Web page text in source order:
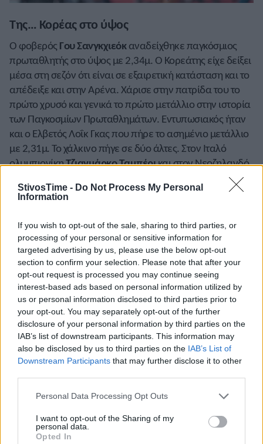
StivosTime - Do Not Process My Personal
Information
If you wish to opt-out of the sale, sharing to third parties, or
processing of your personal or sensitive information for
targeted advertising by us, please use the below opt-out
section to confirm your selection. Please note that after your
opt-out request is processed you may continue seeing
interest-based ads based on personal information utilized by
us or personal information disclosed to third parties prior to
your opt-out. You may separately opt-out of the further
disclosure of your personal information by third parties on the
IAB’s list of downstream participants. This information may
also be disclosed by us to third parties on the IAB’s List of
Downstream Participants that may further disclose it to other
Personal Data Processing Opt Outs
I want to opt-out of the Sharing of my
personal data.
Opted In
Της… Κορέας στο ύψος
Ο φοβερός Γου Σανγκχιεόκ αναδείχθηκε παγκόσμιος
πρωταθλητής στο ύψος με 2,34μ. Ο Κορεάτης είχε δείξει
μέσα στη σεζόν ότι είναι σε εξαιρετική κατάσταση και το
απέδειξε και στην Αρένα. Χάρισε στην πατρίδα του το
πρώτο χρυσό και γενικά το πρώτο μετάλλιο στην ιστορία
των Παγκοσμίων Πρωταθλημάτων. Εντυπωσιακός ήταν
και ο Ελβετός Λοΐκ Γκας που πήρε το ασημένιο μετάλλιο
με 2,31μ. Το χάλκινο πήγε σε δύο άλτες. Στον Ιταλό
ολυμπιονίκηΤζιανμάρκο Ταμπέρικαι στον Νεοζηλανδό